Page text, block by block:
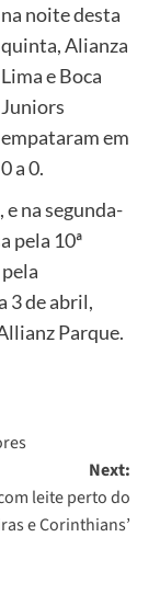
na noite desta
quinta, Alianza
Lima e Boca
Juniors
empataram em
0 a 0.
na segunda-
pela 10ª
3 de abril,
Parque.
Next:
leite perto do
e Corinthians’